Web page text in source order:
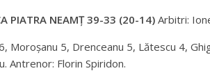
PIATRA NEAMȚ 39-33 (20-14) Arbitri:
Moroșanu 5, Drenceanu 5, Lătescu 4,
Antrenor: Florin Spiridon.